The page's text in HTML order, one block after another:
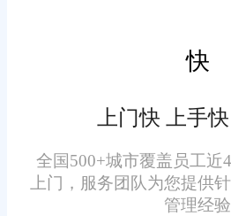
生成采购订单，一
供货商，无需线下
认。供货商接收订
更新备货进度、发
商家可实时追踪采
程状态。
供需智能匹配
依托完整的销售
据，系统可智能分
快
上门快 上手
全国500+城市覆盖员工近
上门，服务团队为您提供
管理经验